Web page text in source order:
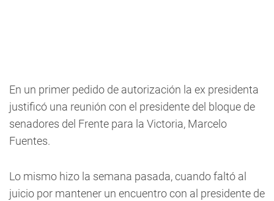
En un primer pedido de autorización la ex presidenta
justificó una reunión con el presidente del bloque de
senadores del Frente para la Victoria, Marcelo
Fuentes.
Lo mismo hizo la semana pasada, cuando faltó al
juicio por mantener un encuentro con al presidente de